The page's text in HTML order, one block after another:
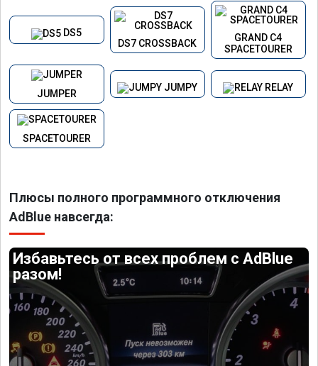
DS5
DS7 CROSSBACK
GRAND C4
SPACETOURER
JUMPER
JUMPY RELAY
SPACETOURER
Плюсы полного программного отключения
AdBlue навсегда:
Избавьтесь от всех проблем с AdBlue
разом!